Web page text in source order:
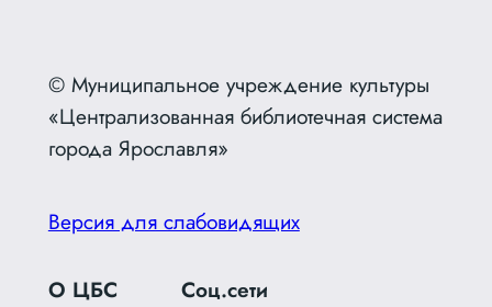
© Муниципальное учреждение культуры
«Централизованная библиотечная система
города Ярославля»
Версия для слабовидящих
О ЦБС Соц.сети